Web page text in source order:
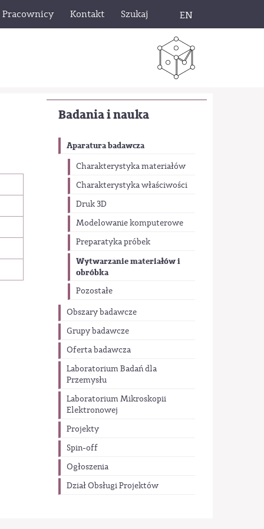
Pracownicy Kontakt Szukaj EN
Badania i nauka
Aparatura badawcza
Charakterystyka materiałów
Charakterystyka właściwości
Druk 3D
Modelowanie komputerowe
Preparatyka próbek
Wytwarzanie materiałów i
obróbka
Pozostałe
Obszary badawcze
Grupy badawcze
Oferta badawcza
Laboratorium Badań dla
Przemysłu
Laboratorium Mikroskopii
Elektronowej
Projekty
Spin-off
Ogłoszenia
Dział Obsługi Projektów